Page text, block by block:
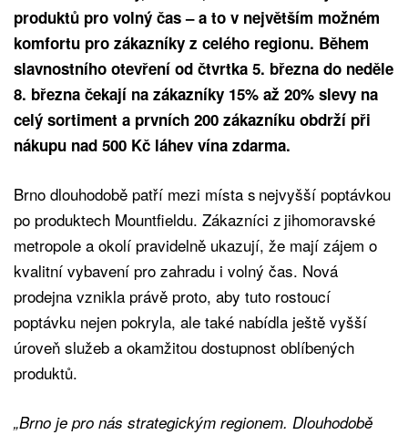
produktů pro volný čas – a to v největším možném
komfortu pro zákazníky z celého regionu. Během
slavnostního otevření od čtvrtka 5. března do neděle
8. března čekají na zákazníky 15% až 20% slevy na
celý sortiment a prvních 200 zákazníku obdrží při
nákupu nad 500 Kč láhev vína zdarma.
Brno dlouhodobě patří mezi místa s nejvyšší poptávkou
po produktech Mountfieldu. Zákazníci z jihomoravské
metropole a okolí pravidelně ukazují, že mají zájem o
kvalitní vybavení pro zahradu i volný čas. Nová
prodejna vznikla právě proto, aby tuto rostoucí
poptávku nejen pokryla, ale také nabídla ještě vyšší
úroveň služeb a okamžitou dostupnost oblíbených
produktů.
„Brno je pro nás strategickým regionem. Dlouhodobě